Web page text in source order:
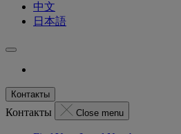
中文
日本語
Контакты
Контакты Close menu